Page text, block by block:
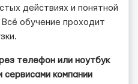
действиях и понятной
обучение проходит
телефон или ноутбук
сервисами компании